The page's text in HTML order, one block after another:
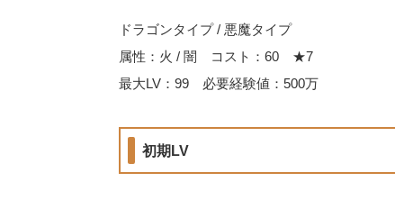
ドラゴンタイプ / 悪魔タイプ
属性：火 / 闇 コスト：60 ★7
最大LV：99 必要経験値：500万
初期LV